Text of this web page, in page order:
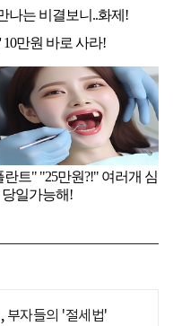
부자들의 '절세법'